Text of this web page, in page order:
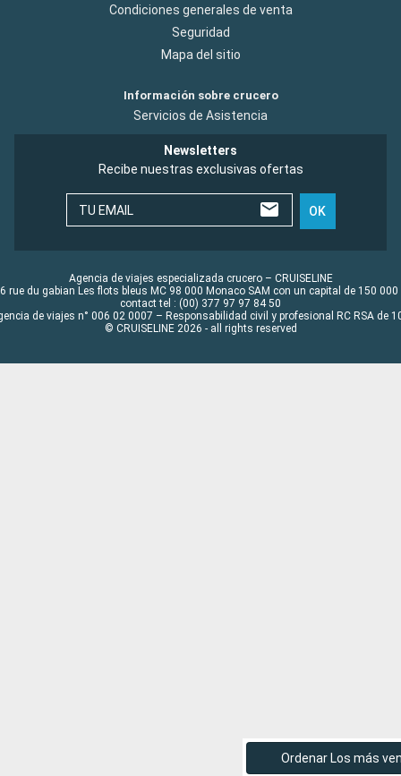
Ordenar Los más
Condiciones generales de venta
Seguridad
Mapa del sitio
Información sobre crucero
Servicios de Asistencia
Newsletters
Recibe nuestras exclusivas ofertas
TU EMAIL OK
Agencia de viajes especializada crucero – CRUISELINE
rue du gabian Les flots bleus MC 98 000 Monaco SAM con un capital de 150 000
contact tel : (00) 377 97 97 84 50
de viajes n° 006 02 0007 – Responsabilidad civil y profesional RC RSA de
© CRUISELINE 2026 - all rights reserved